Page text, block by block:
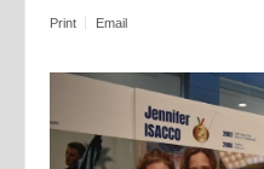
Print Email